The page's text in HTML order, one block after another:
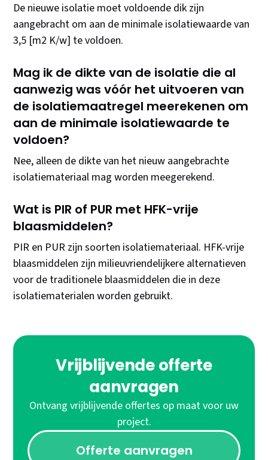
De nieuwe isolatie moet voldoende dik zijn
aangebracht om aan de minimale isolatiewaarde van
3,5 [m2 K/w] te voldoen.
Mag ik de dikte van de isolatie die al
aanwezig was vóór het uitvoeren van
de isolatiemaatregel meerekenen om
aan de minimale isolatiewaarde te
voldoen?
Nee, alleen de dikte van het nieuw aangebrachte
isolatiemateriaal mag worden meegerekend.
Wat is PIR of PUR met HFK-vrije
blaasmiddelen?
PIR en PUR zijn soorten isolatiemateriaal. HFK-vrije
blaasmiddelen zijn milieuvriendelijkere alternatieven
voor de traditionele blaasmiddelen die in deze
isolatiematerialen worden gebruikt.
Vrijblijvende offerte
aanvragen
Ontvang vrijblijvende offertes op maat voor uw
project.
Offerte aanvragen